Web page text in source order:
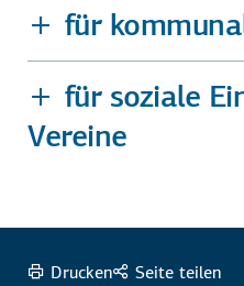
für
für soziale
Vereine
Drucken Seite teilen